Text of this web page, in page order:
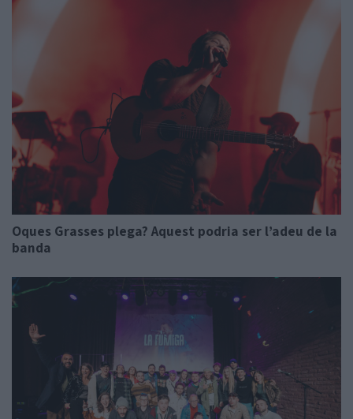
Oques Grasses plega? Aquest podria ser l’adeu de la
banda